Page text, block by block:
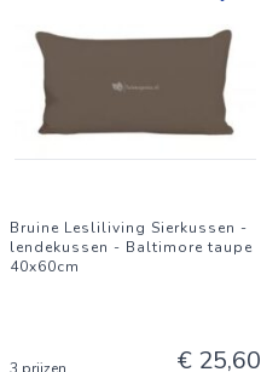
Bruine Lesliliving Sierkussen -
lendekussen - Baltimore taupe
40x60cm
€ 25,60